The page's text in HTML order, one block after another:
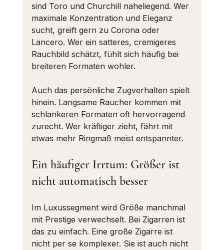
sind Toro und Churchill naheliegend. Wer
maximale Konzentration und Eleganz
sucht, greift gern zu Corona oder
Lancero. Wer ein satteres, cremigeres
Rauchbild schätzt, fühlt sich häufig bei
breiteren Formaten wohler.
Auch das persönliche Zugverhalten spielt
hinein. Langsame Raucher kommen mit
schlankeren Formaten oft hervorragend
zurecht. Wer kräftiger zieht, fährt mit
etwas mehr Ringmaß meist entspannter.
Ein häufiger Irrtum: Größer ist
nicht automatisch besser
Im Luxussegment wird Größe manchmal
mit Prestige verwechselt. Bei Zigarren ist
das zu einfach. Eine große Zigarre ist
nicht per se komplexer. Sie ist auch nicht